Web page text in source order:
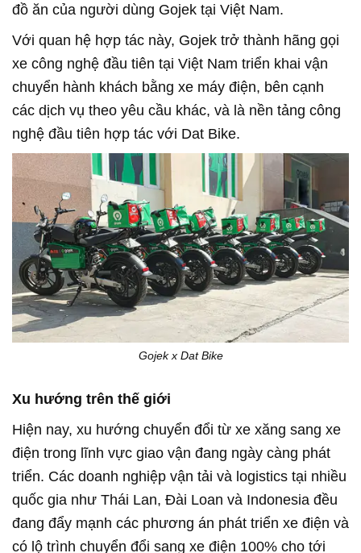
đồ ăn của người dùng Gojek tại Việt Nam.
Với quan hệ hợp tác này, Gojek trở thành hãng gọi
xe công nghệ đầu tiên tại Việt Nam triển khai vận
chuyển hành khách bằng xe máy điện, bên cạnh
các dịch vụ theo yêu cầu khác, và là nền tảng công
nghệ đầu tiên hợp tác với Dat Bike.
Gojek x Dat Bike
Xu hướng trên thế giới
Hiện nay, xu hướng chuyển đổi từ xe xăng sang xe
điện trong lĩnh vực giao vận đang ngày càng phát
triển. Các doanh nghiệp vận tải và logistics tại nhiều
quốc gia như Thái Lan, Đài Loan và Indonesia đều
đang đẩy mạnh các phương án phát triển xe điện và
có lộ trình chuyển đổi sang xe điện 100% cho tới